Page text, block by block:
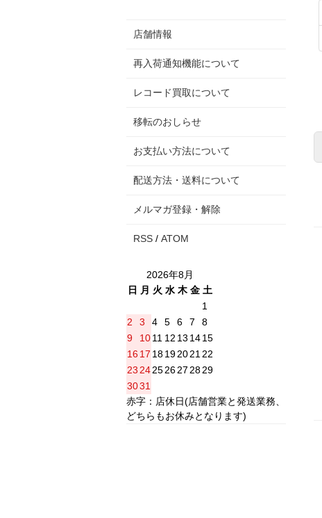
店舗情報
再入荷通知機能について
レコード買取について
移転のおしらせ
お支払い方法について
配送方法・送料について
メルマガ登録・解除
RSS / ATOM
2026年8月
日
月 火 水 木 金 土
1
2
3 4 5 6 7
8
9
1011 12 13 1415
16 17 18192021 22
23 24252627 2829
3031
赤字：店休日(店舗営業と発送業務、
どちらもお休みとなります)